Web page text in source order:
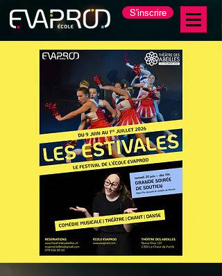
S'inscrire